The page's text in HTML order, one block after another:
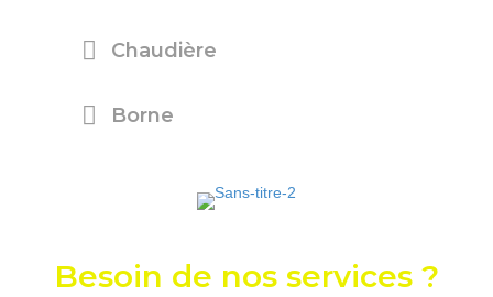
Chaudière
Borne
Besoin de nos services ?